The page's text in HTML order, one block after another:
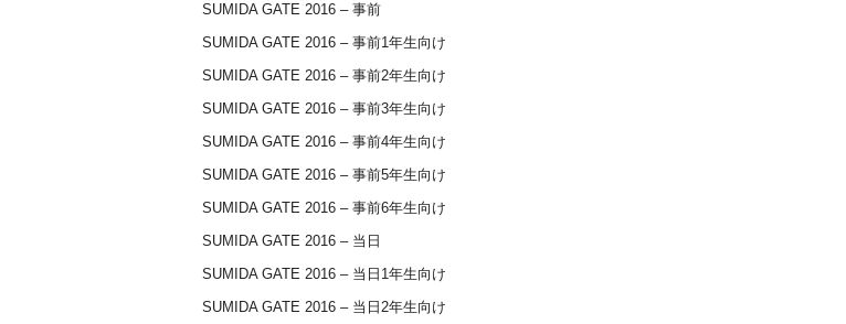
SUMIDA GATE 2016 – 事前
SUMIDA GATE 2016 – 事前1年生向け
SUMIDA GATE 2016 – 事前2年生向け
SUMIDA GATE 2016 – 事前3年生向け
SUMIDA GATE 2016 – 事前4年生向け
SUMIDA GATE 2016 – 事前5年生向け
SUMIDA GATE 2016 – 事前6年生向け
SUMIDA GATE 2016 – 当日
SUMIDA GATE 2016 – 当日1年生向け
SUMIDA GATE 2016 – 当日2年生向け